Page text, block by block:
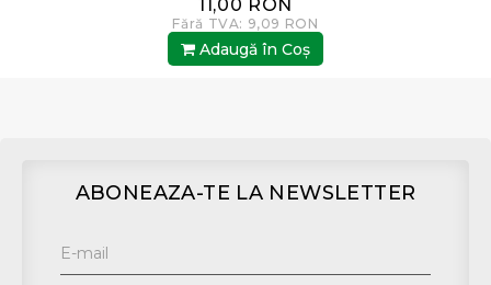
11,00 RON
Fără TVA: 9,09 RON
Adaugă în Coş
ABONEAZA-TE LA NEWSLETTER